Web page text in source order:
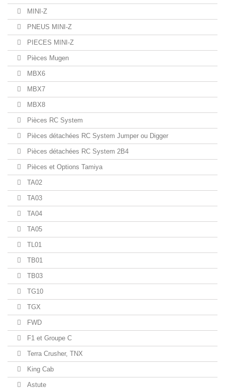
MINI-Z
PNEUS MINI-Z
PIECES MINI-Z
Pièces Mugen
MBX6
MBX7
MBX8
Pièces RC System
Pièces détachées RC System Jumper ou Digger
Pièces détachées RC System 2B4
Pièces et Options Tamiya
TA02
TA03
TA04
TA05
TL01
TB01
TB03
TG10
TGX
FWD
F1 et Groupe C
Terra Crusher, TNX
King Cab
Astute